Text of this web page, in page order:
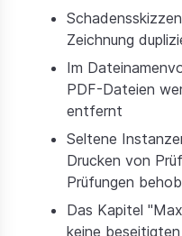
Zeichnung
Im
PDF-Dateien
entfernt
Seltene
Drucken von
Prüfungen
Das Kapitel
keine